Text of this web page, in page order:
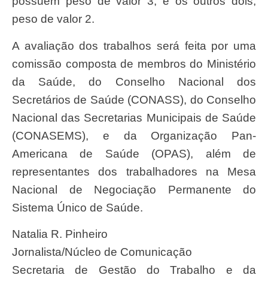
peso de valor 2.
A avaliação dos trabalhos será feita por uma
comissão composta de membros do Ministério
da Saúde, do Conselho Nacional dos
Secretários de Saúde (CONASS), do Conselho
Nacional das Secretarias Municipais de Saúde
(CONASEMS), e da Organização Pan-
Americana de Saúde (OPAS), além de
representantes dos trabalhadores na Mesa
Nacional de Negociação Permanente do
Sistema Único de Saúde.
Natalia R. Pinheiro
Jornalista/Núcleo de Comunicação
Secretaria de Gestão do Trabalho e da